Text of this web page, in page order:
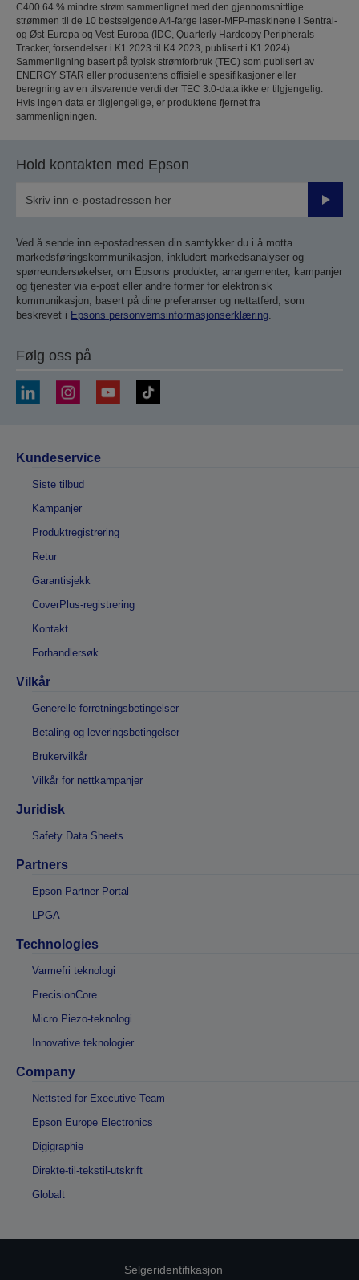
C400 64 % mindre strøm sammenlignet med den gjennomsnittlige
strømmen til de 10 bestselgende A4-farge laser-MFP-maskinene i Sentral-
og Øst-Europa og Vest-Europa (IDC, Quarterly Hardcopy Peripherals
Tracker, forsendelser i K1 2023 til K4 2023, publisert i K1 2024).
Sammenligning basert på typisk strømforbruk (TEC) som publisert av
ENERGY STAR eller produsentens offisielle spesifikasjoner eller
beregning av en tilsvarende verdi der TEC 3.0-data ikke er tilgjengelig.
Hvis ingen data er tilgjengelige, er produktene fjernet fra
sammenligningen.
Hold kontakten med Epson
Send
Ved å sende inn e-postadressen din samtykker du i å motta
markedsføringskommunikasjon, inkludert markedsanalyser og
spørreundersøkelser, om Epsons produkter, arrangementer, kampanjer
og tjenester via e-post eller andre former for elektronisk
kommunikasjon, basert på dine preferanser og nettatferd, som
beskrevet i Epsons personvernsinformasjonserklæring
Følg oss på
Kundeservice
Siste tilbud
Kampanjer
Produktregistrering
Retur
Garantisjekk
CoverPlus-registrering
Kontakt
Forhandlersøk
Vilkår
Generelle forretningsbetingelser
Betaling og leveringsbetingelser
Brukervilkår
Vilkår for nettkampanjer
Juridisk
Safety Data Sheets
Partners
Epson Partner Portal
LPGA
Technologies
Varmefri teknologi
PrecisionCore
Micro Piezo-teknologi
Innovative teknologier
Company
Nettsted for Executive Team
Epson Europe Electronics
Digigraphie
Direkte-til-tekstil-utskrift
Globalt
Selgeridentifikasjon